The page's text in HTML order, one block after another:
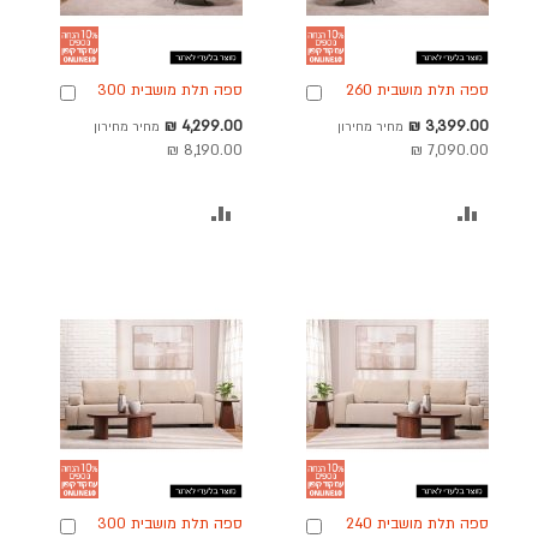
ספה תלת מושבית 260
אפור בהיר דגם היידי
מחיר
מבצע
3,399.00 ₪ מחיר מחירון
7,090.00 ₪
הוספה
ספה תלת מושבית 300
אפור בהיר דגם היידי
מחיר
מבצע
4,299.00 ₪ מחיר מחירון
8,190.00 ₪
הוספה
ספה תלת מושבית 240
הוספה
ספה תלת מושבית 300
הוספה